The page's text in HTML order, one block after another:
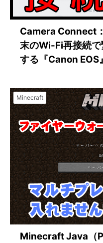
Camera Connect
末のWi-Fi再接続
する『Canon EOS』
Minecraft
Minecraft Java（